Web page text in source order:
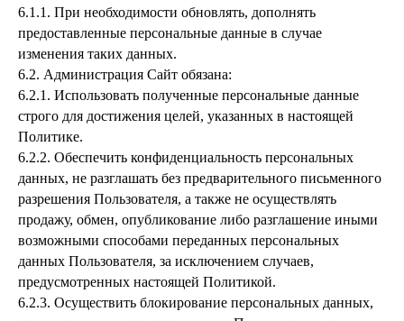
6.1.1. При необходимости обновлять, дополнять
предоставленные персональные данные в случае
изменения таких данных.
6.2. Администрация Сайт обязана:
6.2.1. Использовать полученные персональные данные
строго для достижения целей, указанных в настоящей
Политике.
6.2.2. Обеспечить конфиденциальность персональных
данных, не разглашать без предварительного письменного
разрешения Пользователя, а также не осуществлять
продажу, обмен, опубликование либо разглашение иными
возможными способами переданных персональных
данных Пользователя, за исключением случаев,
предусмотренных настоящей Политикой.
6.2.3. Осуществить блокирование персональных данных,